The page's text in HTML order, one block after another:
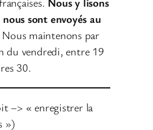
nous sont envoyés au
Nous maintenons par
du vendredi, entre 19
30.
–> « enregistrer la
»)